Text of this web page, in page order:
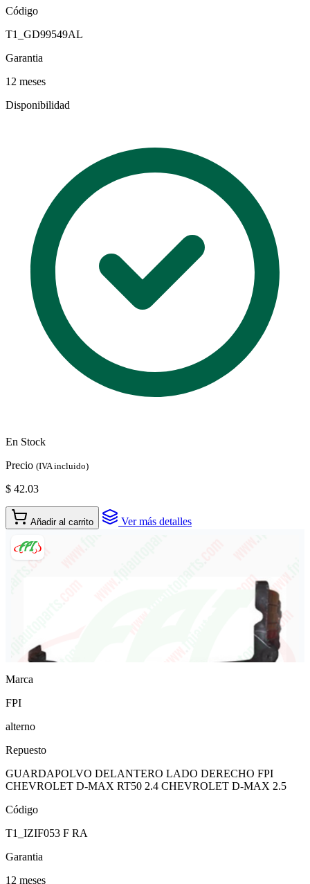
Código
T1_GD99549AL
Garantia
12 meses
Disponibilidad
En Stock
Precio (IVA incluido)
$ 42.03
Añadir al carrito Ver más detalles
Marca
FPI
alterno
Repuesto
GUARDAPOLVO DELANTERO LADO DERECHO FPI
CHEVROLET D-MAX RT50 2.4 CHEVROLET D-MAX 2.5
Código
T1_IZIF053 F RA
Garantia
12 meses